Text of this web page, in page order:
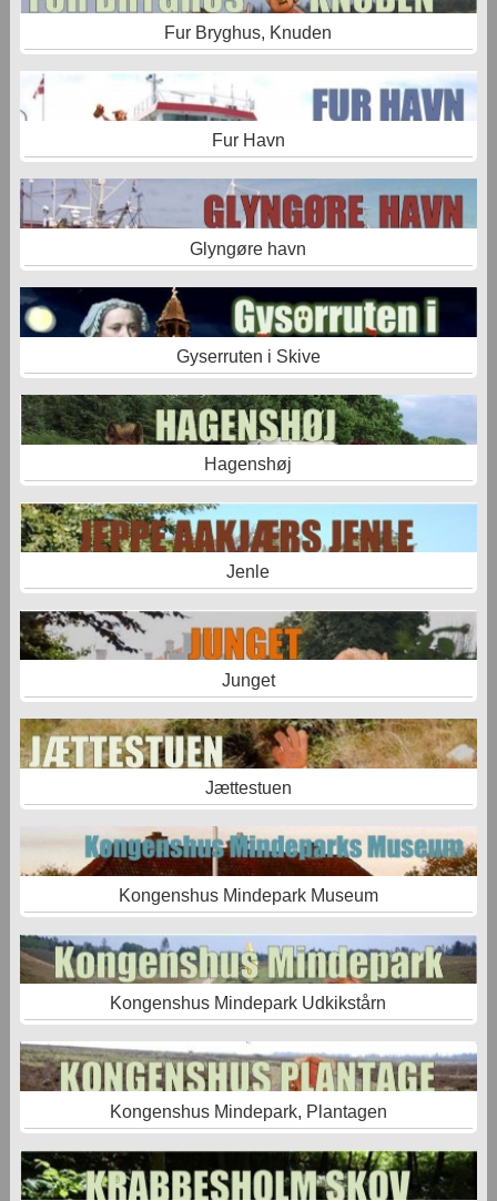
Fur Bryghus, Knuden
Fur Havn
Glyngøre havn
Gyserruten i Skive
Hagenshøj
Jenle
Junget
Jættestuen
Kongenshus Mindepark Museum
Kongenshus Mindepark Udkikstårn
Kongenshus Mindepark, Plantagen